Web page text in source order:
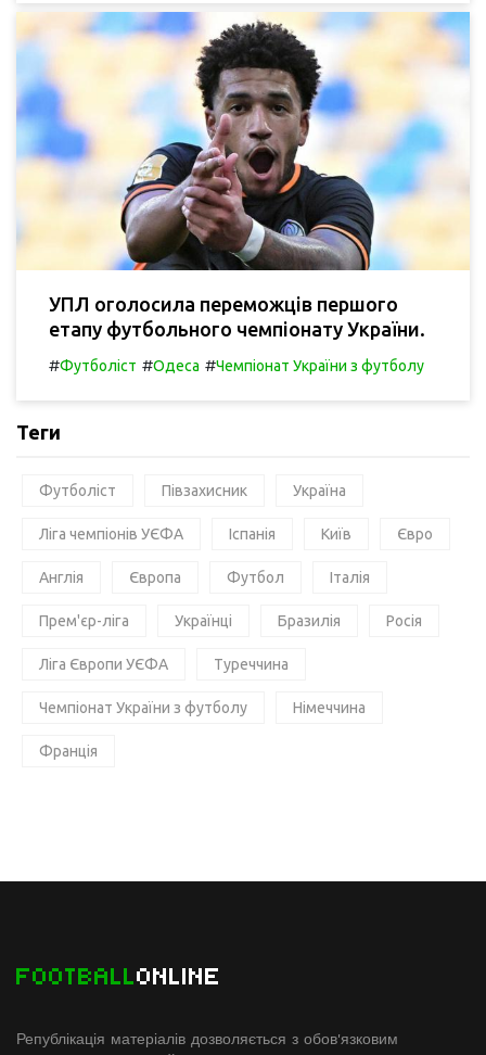
УПЛ оголосила переможців першого
етапу футбольного чемпіонату України.
#Футболіст #Одеса #Чемпіонат України з футболу
Теги
Футболіст Півзахисник Україна
Ліга чемпіонів УЄФА Іспанія Київ Євро
Англія Європа Футбол Італія
Прем'єр-ліга Українці Бразилія Росія
Ліга Європи УЄФА Туреччина
Чемпіонат України з футболу Німеччина
Франція
FOOTBALLONLINE
Републікація матеріалів дозволяється з обов'язковим